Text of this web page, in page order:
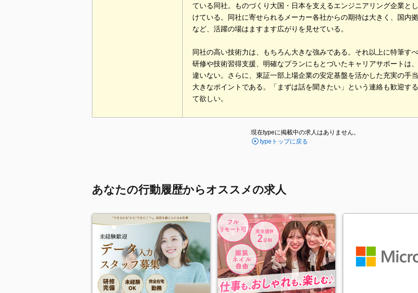
ている同社。ものづくり大国・日本を支えるエンジニアリング企業と
けている。同社に寄せられるメーカー各社からの期待は大きく、国内
など、活躍の場はますます広がりを見せている。
同社の高い技術力は、もちろん大きな強みである。それ以上に特筆す
研修や技術習得支援、明確なプランにもとづいたキャリアサポートは
違いない。さらに、東証一部上場企業の安定基盤を活かした充実の手
大きなポイントである。「まずは話を聞きたい」という連絡も歓迎す
て欲しい。
現在typeに掲載中の求人はありません。
typeトップに戻る
あなたの行動履歴からオススメの求人